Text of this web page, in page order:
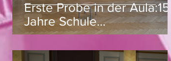
Erste Probe in der Aula:150
Jahre Schule
Schanzengraben